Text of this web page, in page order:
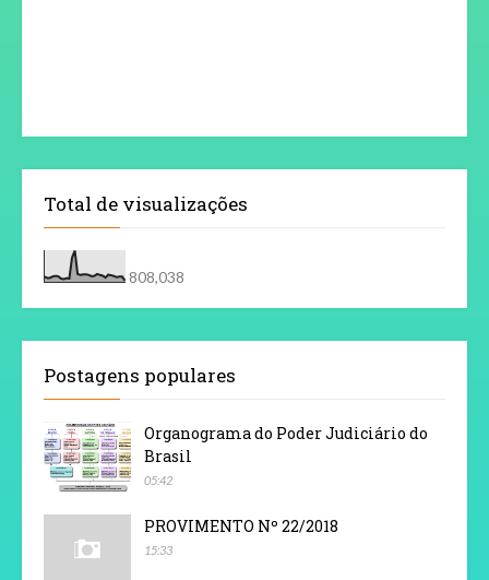
Total de visualizações
808,038
Postagens populares
Organograma do Poder Judiciário do
Brasil
05:42
PROVIMENTO Nº 22/2018
15:33